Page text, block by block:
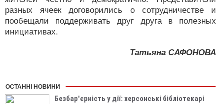
разных ячеек договорились о сотрудничестве и
пообещали поддерживать друг друга в полезных
инициативах.
Татьяна САФОНОВА
ОСТАННІ НОВИНИ
Безбар'єрність у дії: херсонські бібліотекарі